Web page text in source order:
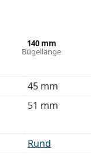
derBrillen
Sie vor dem
140 mm
Bügellänge
45 mm
51 mm
Rund